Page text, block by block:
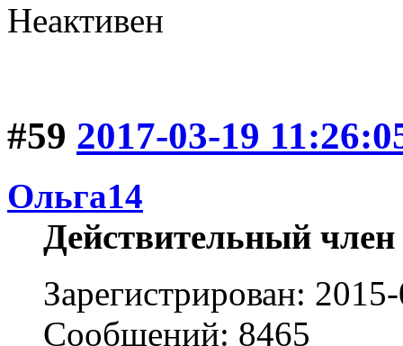
Неактивен
#59 2017-03-19
Ольга14
Действительный член
Зарегистрирован:
Сообщений: 8465